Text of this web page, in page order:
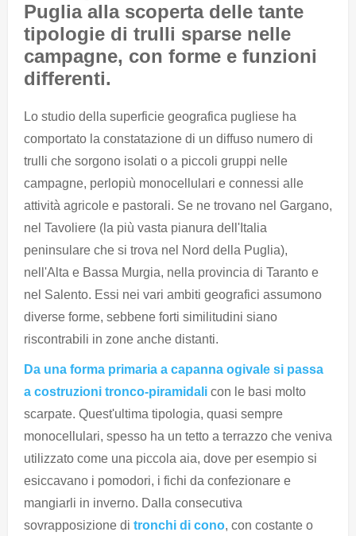
Puglia alla scoperta delle tante
tipologie di trulli sparse nelle
campagne, con forme e funzioni
differenti.
Lo studio della superficie geografica pugliese ha
comportato la constatazione di un diffuso numero di
trulli che sorgono isolati o a piccoli gruppi nelle
campagne, perlopiù monocellulari e connessi alle
attività agricole e pastorali. Se ne trovano nel Gargano,
nel Tavoliere (la più vasta pianura dell'Italia
peninsulare che si trova nel Nord della Puglia),
nell'Alta e Bassa Murgia, nella provincia di Taranto e
nel Salento. Essi nei vari ambiti geografici assumono
diverse forme, sebbene forti similitudini siano
riscontrabili in zone anche distanti.
Da una forma primaria a capanna ogivale si passa
a costruzioni tronco-piramidali con le basi molto
scarpate. Quest'ultima tipologia, quasi sempre
monocellulari, spesso ha un tetto a terrazzo che veniva
utilizzato come una piccola aia, dove per esempio si
esiccavano i pomodori, i fichi da confezionare e
mangiarli in inverno. Dalla consecutiva
sovrapposizione di tronchi di cono, con costante o